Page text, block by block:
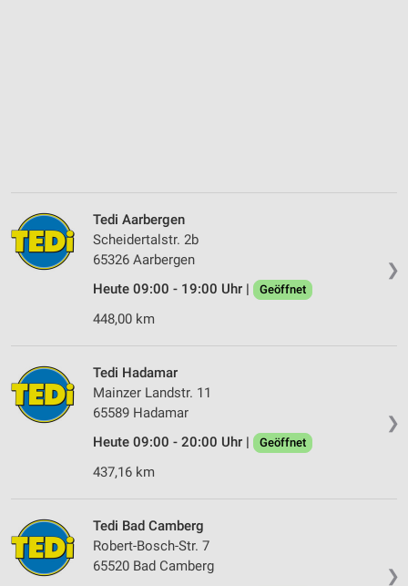
❯
Tedi Aarbergen
Scheidertalstr. 2b
65326 Aarbergen
Heute 09:00 - 19:00 Uhr |
Geöffnet
448,00 km
❯
Tedi Hadamar
Mainzer Landstr. 11
65589 Hadamar
Heute 09:00 - 20:00 Uhr |
Geöffnet
437,16 km
❯
Tedi Bad Camberg
Robert-Bosch-Str. 7
65520 Bad Camberg